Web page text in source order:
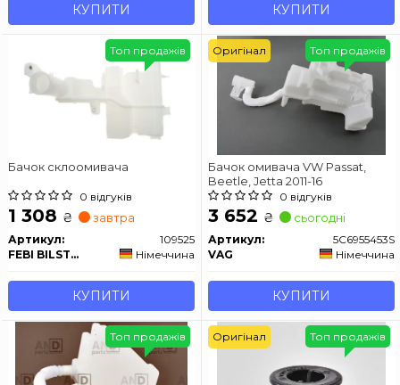
КУПИТИ КУПИТИ
Бачок склоомивача
0 відгуків
1 308 ₴ завтра
Артикул:
109525
FEBI BILSTEIN
Німеччина
КУПИТИ
Топ продажів
Бачок омивача VW Passat,
Beetle, Jetta 2011-16
0 відгуків
3 652 ₴ сьогодні
Артикул:
5C6955453S
VAG
Німеччина
КУПИТИ
Топ продажів
Оригінал
Топ продажів Топ продажів
Оригінал